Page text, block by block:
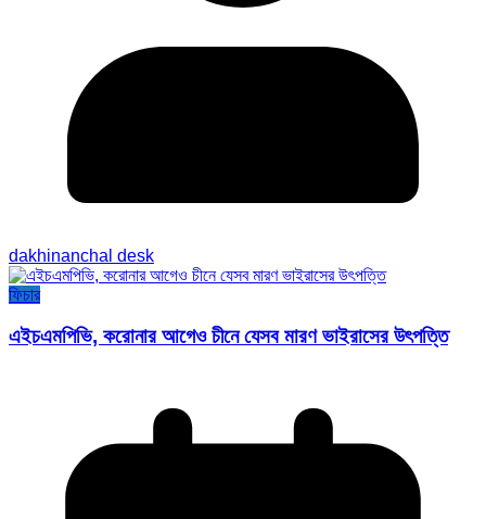
dakhinanchal desk
ফিচার
এইচএমপিভি, করোনার আগেও চীনে যেসব মারণ ভাইরাসের উৎপত্তি